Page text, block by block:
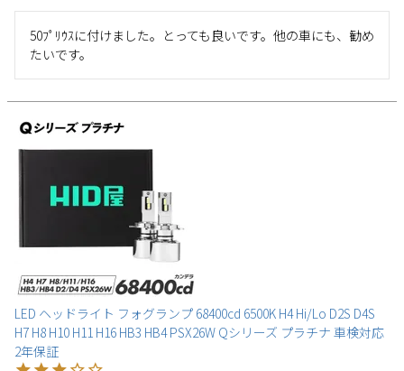
50ﾌﾟﾘｳｽに付けました。とっても良いです。他の車にも、勧め
たいです。
LED ヘッドライト フォグランプ 68400cd 6500K H4 Hi/Lo D2S D4S
H7 H8 H10 H11 H16 HB3 HB4 PSX26W Qシリーズ プラチナ 車検対応
2年保証